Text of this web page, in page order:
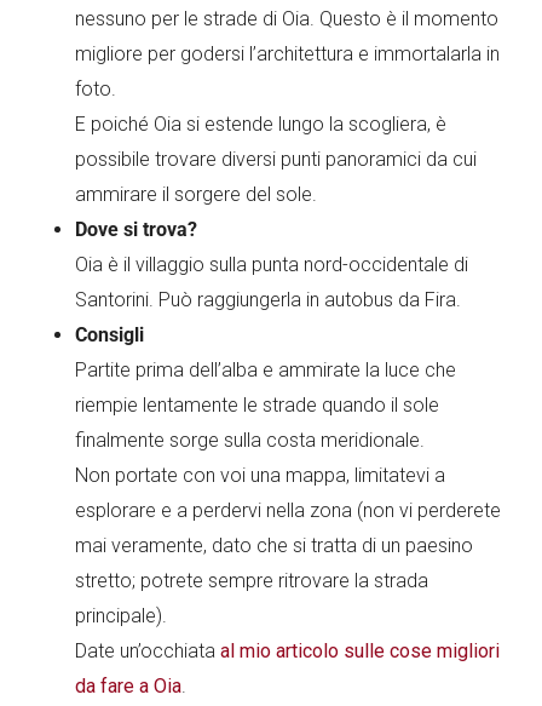
nessuno per le strade di Oia. Questo è il momento
migliore per godersi l’architettura e immortalarla in
foto.
E poiché Oia si estende lungo la scogliera, è
possibile trovare diversi punti panoramici da cui
ammirare il sorgere del sole.
Dove si trova?
Oia è il villaggio sulla punta nord-occidentale di
Santorini. Può raggiungerla in autobus da Fira.
Consigli
Partite prima dell’alba e ammirate la luce che
riempie lentamente le strade quando il sole
finalmente sorge sulla costa meridionale.
Non portate con voi una mappa, limitatevi a
esplorare e a perdervi nella zona (non vi perderete
mai veramente, dato che si tratta di un paesino
stretto; potrete sempre ritrovare la strada
principale).
Date un’occhiataal mio articolo sulle cose migliori
da fare a Oia